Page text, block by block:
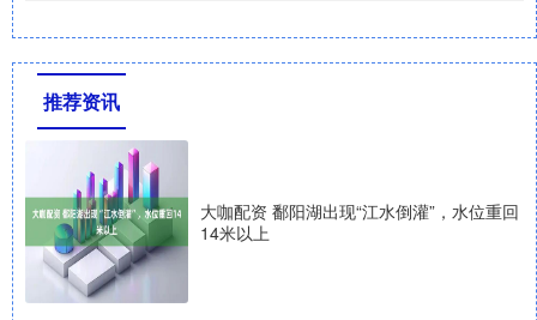
推荐资讯
大咖配资 鄱阳湖出现“江水倒灌”，水位重回
14米以上